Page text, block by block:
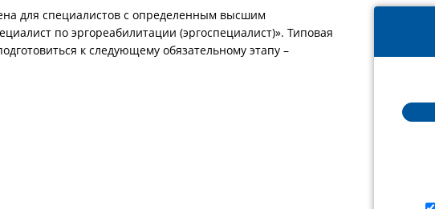
для специалистов с определенным высшим
по эргореабилитации (эргоспециалист)». Типовая
к следующему обязательному этапу –